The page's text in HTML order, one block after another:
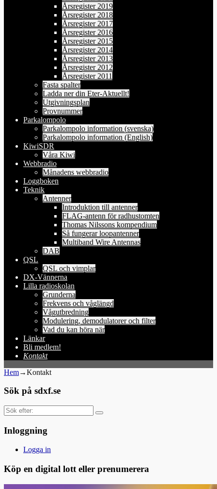
Årsregister 2019
Årsregister 2018
Årsregister 2017
Årsregister 2016
Årsregister 2015
Årsregister 2014
Årsregister 2013
Årsregister 2012
Årsregister 2011
Fasta spalter
Ladda ner din Eter-Aktuellt!
Utgivningsplan
Provnummer
Parkalompolo
Parkalompolo information (svenska)
Parkalompolo information (English)
KiwiSDR
Våra Kiwi
Webbradio
Månadens webbradio
Loggboken
Teknik
Antenner
Introduktion till antenner
FLAG-antenn för radhustomten
Thomas Nilssons kompendium
Så fungerar loopantenner
Multiband Wire Antennas
DAB
QSL
QSL och vimplar
DX-Vännerna
Lilla radioskolan
Grunderna
Frekvens och våglängd
Vågutbredning
Modulering, demodulatorer och filter
Vad du kan höra när
Länkar
Bli medlem!
Kontakt
Hem→Kontakt
Sök på sdxf.se
Sök
efter:
Inloggning
Logga in
Köp en digital lott eller prenumerera